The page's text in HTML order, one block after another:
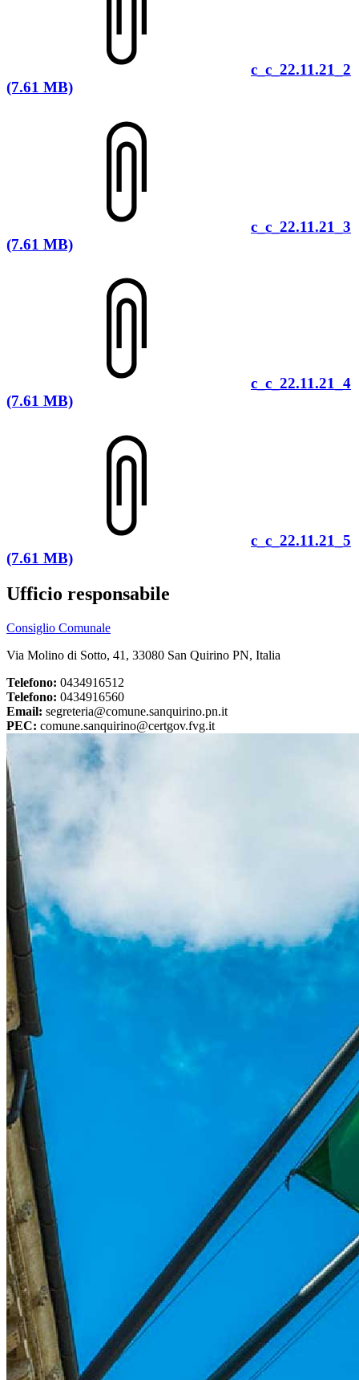
c_c_22.11.21_2
(7.61 MB)
c_c_22.11.21_3
(7.61 MB)
c_c_22.11.21_4
(7.61 MB)
c_c_22.11.21_5
(7.61 MB)
Ufficio responsabile
Consiglio Comunale
Via Molino di Sotto, 41, 33080 San Quirino PN, Italia
Telefono: 0434916512
Telefono: 0434916560
Email: segreteria@comune.sanquirino.pn.it
PEC: comune.sanquirino@certgov.fvg.it